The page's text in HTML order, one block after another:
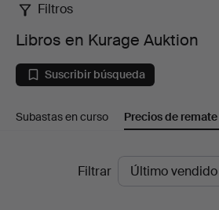
Libros
en
Kurage
Auktion
Filtros
Libros en Kurage Auktion
Suscribir búsqueda
Subastas en curso Precios de remate
Filtrar